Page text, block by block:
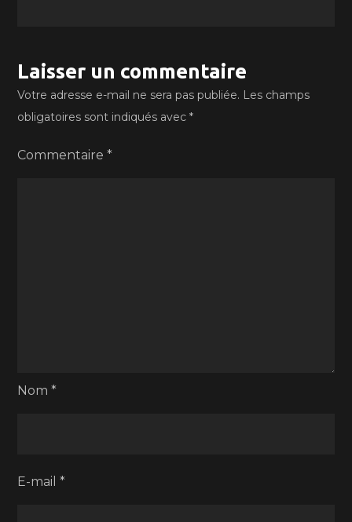
Laisser un commentaire
Votre adresse e-mail ne sera pas publiée. Les champs
obligatoires sont indiqués avec*
Commentaire*
Nom*
E-mail*